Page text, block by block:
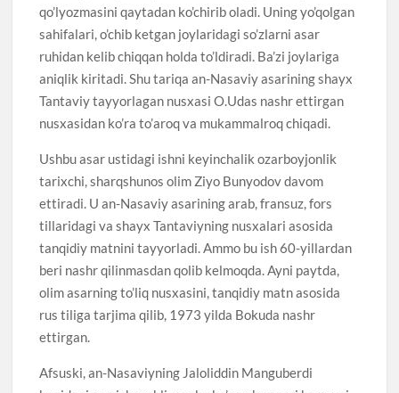
qo’lyozmasini qaytadan ko’chirib oladi. Uning yo’qolgan
sahifalari, o’chib ketgan joylaridagi so’zlarni asar
ruhidan kelib chiqqan holda to’ldiradi. Ba’zi joylariga
aniqlik kiritadi. Shu tariqa an-Nasaviy asarining shayx
Tantaviy tayyorlagan nusxasi O.Udas nashr ettirgan
nusxasidan ko’ra to’aroq va mukammalroq chiqadi.
Ushbu asar ustidagi ishni keyinchalik ozarboyjonlik
tarixchi, sharqshunos olim Ziyo Bunyodov davom
ettiradi. U an-Nasaviy asarining arab, fransuz, fors
tillaridagi va shayx Tantaviyning nusxalari asosida
tanqidiy matnini tayyorladi. Ammo bu ish 60-yillardan
beri nashr qilinmasdan qolib kelmoqda. Ayni paytda,
olim asarning to’liq nusxasini, tanqidiy matn asosida
rus tiliga tarjima qilib, 1973 yilda Bokuda nashr
ettirgan.
Afsuski, an-Nasaviyning Jaloliddin Manguberdi